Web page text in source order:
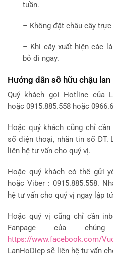
tuần.
– Không đặt chậu cây
– Khi cây xuất hiện các
bỏ đi ngay.
Hướng dẫn sỡ hữu chậu
Quý khách gọi Hotline của
hoặc 0915.885.558 hoặc
Hoặc quý khách cũng chỉ
số điện thoại, nhắn tin số ĐT.
liên hệ tư vấn cho quý vị.
Hoặc quý khách có thể gửi
hoặc Viber : 0915.885.558.
hệ tư vấn cho quý vị ngay lập
Hoặc quý vị cũng chỉ cần
Fanpage của
https://www.facebook.com/
LanHoDiep sẽ liên hệ tư vấn